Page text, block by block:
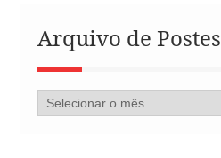
Arquivo de Postes
Arquivo
de